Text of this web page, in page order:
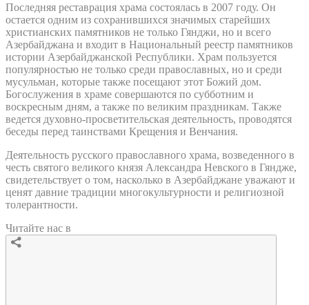
Последняя реставрация храма состоялась в 2007 году. Он
остается одним из сохранившихся значимых старейших
христианских памятников не только Гянджи, но и всего
Азербайджана и входит в Национальный реестр памятников
истории Азербайджанской Республики. Храм пользуется
популярностью не только среди православных, но и среди
мусульман, которые также посещают этот Божий дом.
Богослужения в храме совершаются по субботним и
воскресным дням, а также по великим праздникам. Также
ведется духовно-просветительская деятельность, проводятся
беседы перед таинствами Крещения и Венчания.
Деятельность русского православного храма, возведенного в
честь святого великого князя Александра Невского в Гяндже,
свидетельствует о том, насколько в Азербайджане уважают и
ценят давние традиции многокультурности и религиозной
толерантности.
Читайте нас в